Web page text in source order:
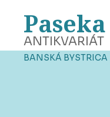
Paseka
ANTIKVARIÁT
BANSKÁ BYSTRICA